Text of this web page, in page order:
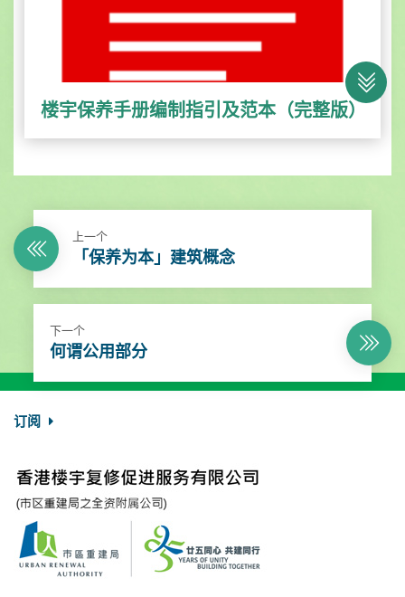
楼宇保养手册编制指引及范本（完整版）
上一个
「保养为本」建筑概念
下一个
何谓公用部分
订阅